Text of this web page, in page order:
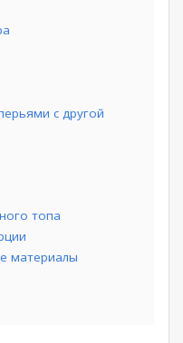
с другой
топа
материалы